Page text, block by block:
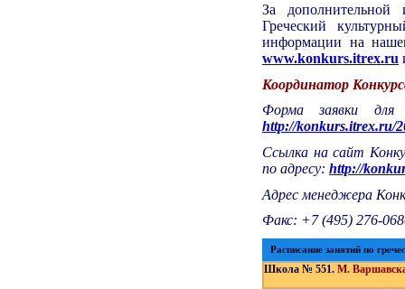
За дополнительной
Греческий
информации на
www.konkurs.itrex.ru
Координатор
Форма заявки для
http://konkurs.itrex.ru/
Ссылка на сайт
по адресу: http://
Адрес менеджера
Факс: +7 (495) 276-
Расписание занятий по
Школа № 551. М.